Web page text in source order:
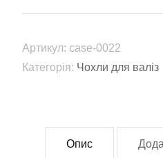
"Тревел
(case-
0022)
Артикул: case-0022
Категорія: Чохли для валіз
Опис